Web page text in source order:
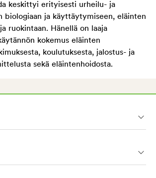
keskittyi erityisesti urheilu- ja
biologiaan ja käyttäytymiseen, eläinten
ruokintaan. Hänellä on laaja
kokemus eläinten
koulutuksesta, jalostus- ja
sekä eläintenhoidosta.